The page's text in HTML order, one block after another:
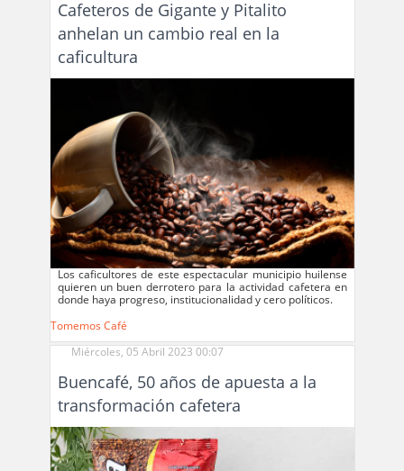
Cafeteros de Gigante y Pitalito
anhelan un cambio real en la
caficultura
Los caficultores de este espectacular municipio huilense
quieren un buen derrotero para la actividad cafetera en
donde haya progreso, institucionalidad y cero políticos.
Tomemos Café
Miércoles, 05 Abril 2023 00:07
Buencafé, 50 años de apuesta a la
transformación cafetera